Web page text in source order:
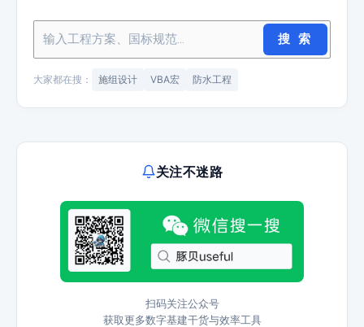
搜 索
大家都在搜： 施组设计 VBA宏 防水工程
关注不迷路
扫码关注公众号
获取更多数字基建干货与效率工具